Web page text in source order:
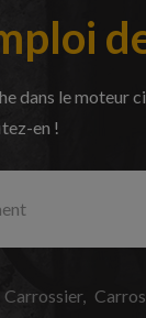
dans le moteur
en !
Carrossier